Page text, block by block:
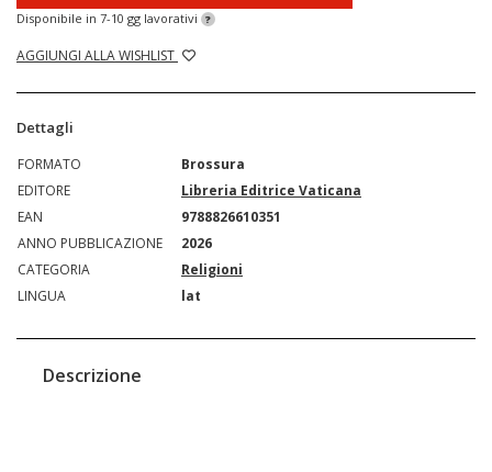
Disponibile in 7-10 gg lavorativi ?
AGGIUNGI ALLA WISHLIST
Dettagli
FORMATO
Brossura
EDITORE
Libreria Editrice Vaticana
EAN
9788826610351
ANNO PUBBLICAZIONE
2026
CATEGORIA
Religioni
LINGUA
lat
Descrizione